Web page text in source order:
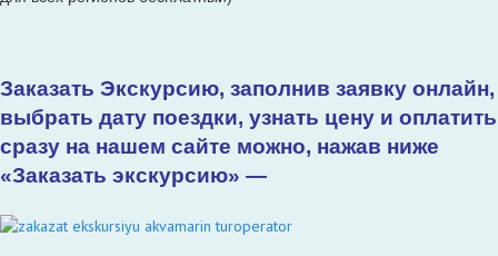
Заказать Экскурсию, заполнив заявку онлайн,
выбрать дату поездки, узнать цену и оплатить
сразу на нашем сайте можно, нажав ниже
«Заказать экскурсию» —